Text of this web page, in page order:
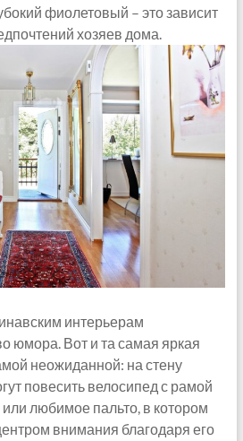
фиолетовый – это зависит
хозяев дома.
интерьерам
юмора. Вот и та самая яркая
неожиданной: на стену
повесить велосипед с рамой
или любимое пальто, в котором
внимания благодаря его